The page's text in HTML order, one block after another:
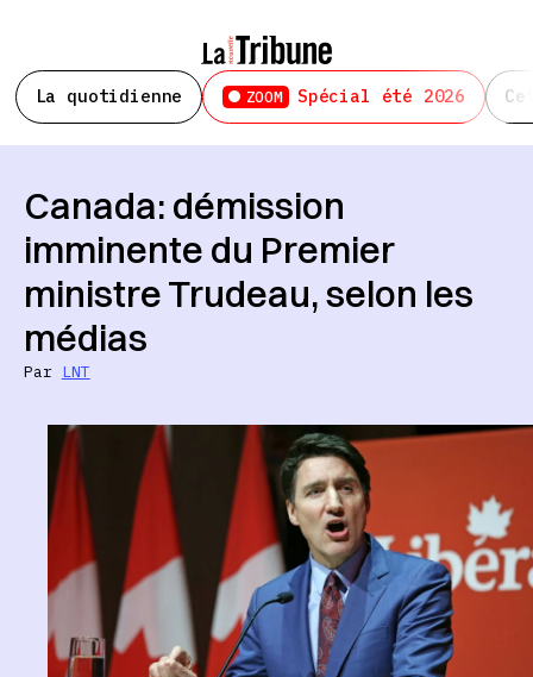
La quotidienne ZOOM Spécial été 2026
Canada: démission
imminente du Premier
ministre Trudeau, selon les
médias
Par LNT